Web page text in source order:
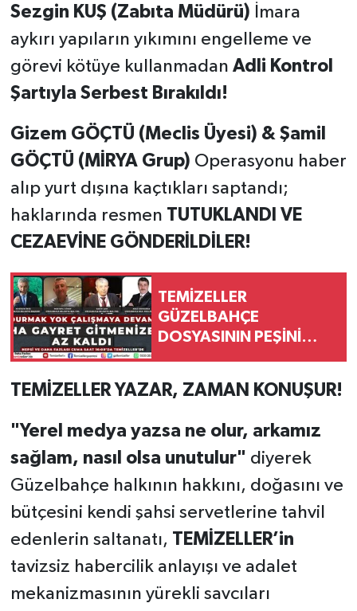
Sezgin KUŞ (Zabıta Müdürü) İmara
aykırı yapıların yıkımını engelleme ve
görevi kötüye kullanmadan Adli Kontrol
Şartıyla Serbest Bırakıldı!
Gizem GÖÇTÜ (Meclis Üyesi) & Şamil
GÖÇTÜ (MİRYA Grup) Operasyonu haber
alıp yurt dışına kaçtıkları saptandı;
haklarında resmen TUTUKLANDI VE
CEZAEVİNE GÖNDERİLDİLER!
TEMİZELLER
GÜZELBAHÇE
DOSYASININ PEŞİNİ
TEMİZELLER YAZAR, ZAMAN KONUŞUR!
"Yerel medya yazsa ne olur, arkamız
sağlam, nasıl olsa unutulur" diyerek
Güzelbahçe halkının hakkını, doğasını ve
bütçesini kendi şahsi servetlerine tahvil
edenlerin saltanatı, TEMİZELLER’in
tavizsiz habercilik anlayışı ve adalet
mekanizmasının yürekli savcıları